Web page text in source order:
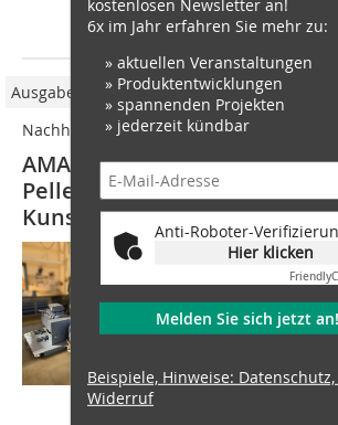
kostenlosen Newsletter an!
6x im Jahr erfahren Sie mehr zu:
» aktuellen Veranstaltungen
» Produktentwicklungen
» spannenden Projekten
» jederzeit kündbar
Anti-Roboter-
Hier klicken
Friendly
Melden Sie sich jetzt an!
Beispiele, Hinweise: Datenschutz,
Widerruf
Ausgabe 05/2025
Nachhaltige Kunststoffverarbeitung
AMANDUS KAHL zeigt
Pelletierung von Additiven
Kunststoffabfällen
Im Mittelpunkt der
Fachmesse für die
3000 Ausstellern aus
stehen in diesem Jahr